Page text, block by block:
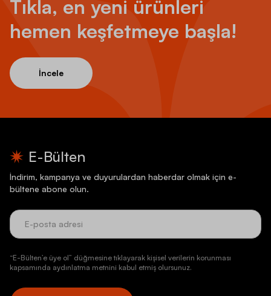
Tıkla, en yeni ürünleri
hemen keşfetmeye başla!
İncele
E-Bülten
İndirim, kampanya ve duyurulardan haberdar olmak için e-
bültene abone olun.
“E-Bülten’e üye ol” düğmesine tıklayarak kişisel verilerin korunması
kapsamında aydınlatma metnini kabul etmiş olursunuz.